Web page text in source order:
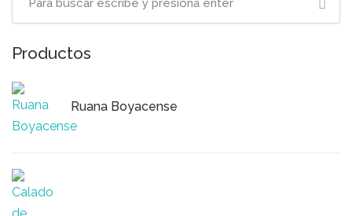
Productos
Ruana Boyacense